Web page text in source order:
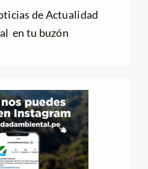
de Actualidad
en tu buzón